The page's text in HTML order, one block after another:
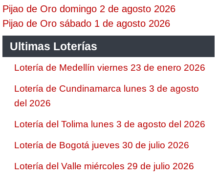
Pijao de Oro domingo 2 de agosto 2026
Pijao de Oro sábado 1 de agosto 2026
Ultimas Loterías
Lotería de Medellín viernes 23 de enero 2026
Lotería de Cundinamarca lunes 3 de agosto
del 2026
Lotería del Tolima lunes 3 de agosto del 2026
Lotería de Bogotá jueves 30 de julio 2026
Lotería del Valle miércoles 29 de julio 2026